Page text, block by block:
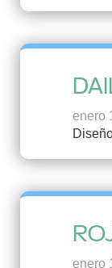
enero
enero